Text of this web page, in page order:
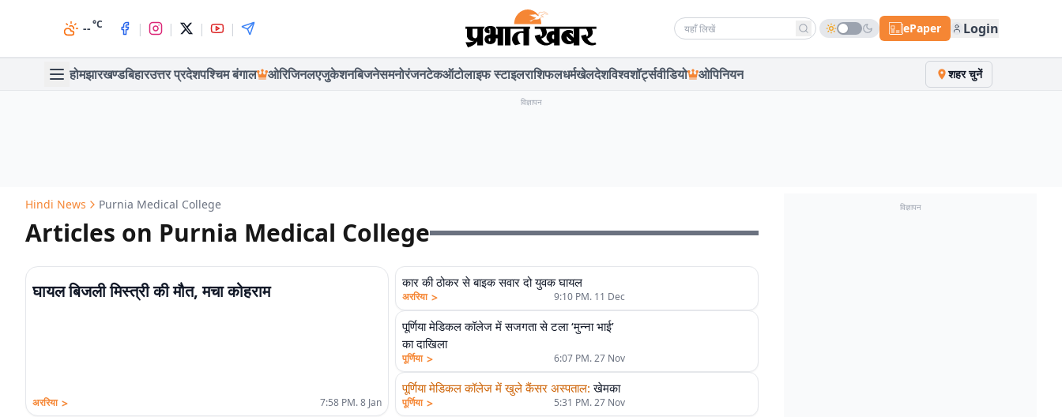
--°C | | | | Search news ePaper Login
होमझारखण्डबिहारउत्तर प्रदेशपश्चिम बंगाल ओरिजिनलएजुकेशनबिजनेसमनोरंजनटेकऑटोलाइफ स्टाइलराशिफलधर्मखेलदेशविश्वशॉर्ट्सवीडियो ओपिनियन शहर चुनें
विज्ञापन
Hindi News Purnia Medical College
Articles on Purnia Medical College
घायल बिजली मिस्त्री की मौत, मचा कोहराम
अररिया > 7:58 PM. 8 Jan
कार की ठोकर से बाइक सवार दो युवक घायल
अररिया > 9:10 PM. 11 Dec
पूर्णिया मेडिकल कॉलेज में सजगता से टला ‘मुन्ना भाई’
का दाखिला
पूर्णिया > 6:07 PM. 27 Nov
पूर्णिया मेडिकल कॉलेज में खुले कैंसर अस्पताल: खेमका
पूर्णिया > 5:31 PM. 27 Nov
विज्ञापन